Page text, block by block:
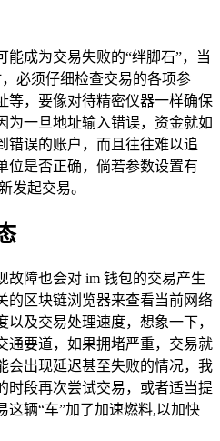
能成为交易失败的“绊脚石”，当
必须仔细检查交易的各项参
等，要像对待精密仪器一样确保
为一旦地址输入错误，资金就如
错误的账户，而且往往难以追
位是否正确，倘若参数设置有
发起交易。
故障也会对 im 钱包的交易产生
的区块链浏览器来查看当前网络
及交易处理速度，想象一下，
通要道，如果拥堵严重，交易就
会出现延迟甚至失败的情况，我
时段再次尝试交易，或者适当提
这辆“车”加了加速燃料,以加快